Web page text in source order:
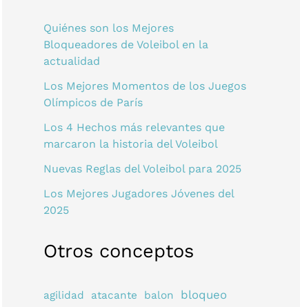
Quiénes son los Mejores
Bloqueadores de Voleibol en la
actualidad
Los Mejores Momentos de los Juegos
Olímpicos de París
Los 4 Hechos más relevantes que
marcaron la historia del Voleibol
Nuevas Reglas del Voleibol para 2025
Los Mejores Jugadores Jóvenes del
2025
Otros conceptos
agilidad atacante balon
bloqueo